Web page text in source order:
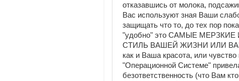
отказавшись от молока,
Вас используют зная Ваши
защищать что то, до тех пор
"удобно" это САМЫЕ
СТИЛЬ ВАШЕЙ ЖИЗНИ ИЛИ
как и Ваша красота, или
"Операционной Системе"
безответственность (что Вам